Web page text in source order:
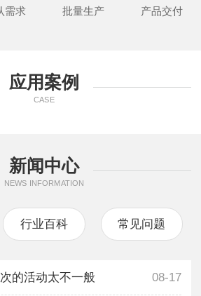
需求 批量生产 产品交付
应用案例
CASE
新闻中心
NEWS INFORMATION
行业百科 常见问题
的活动太不一般 08-17